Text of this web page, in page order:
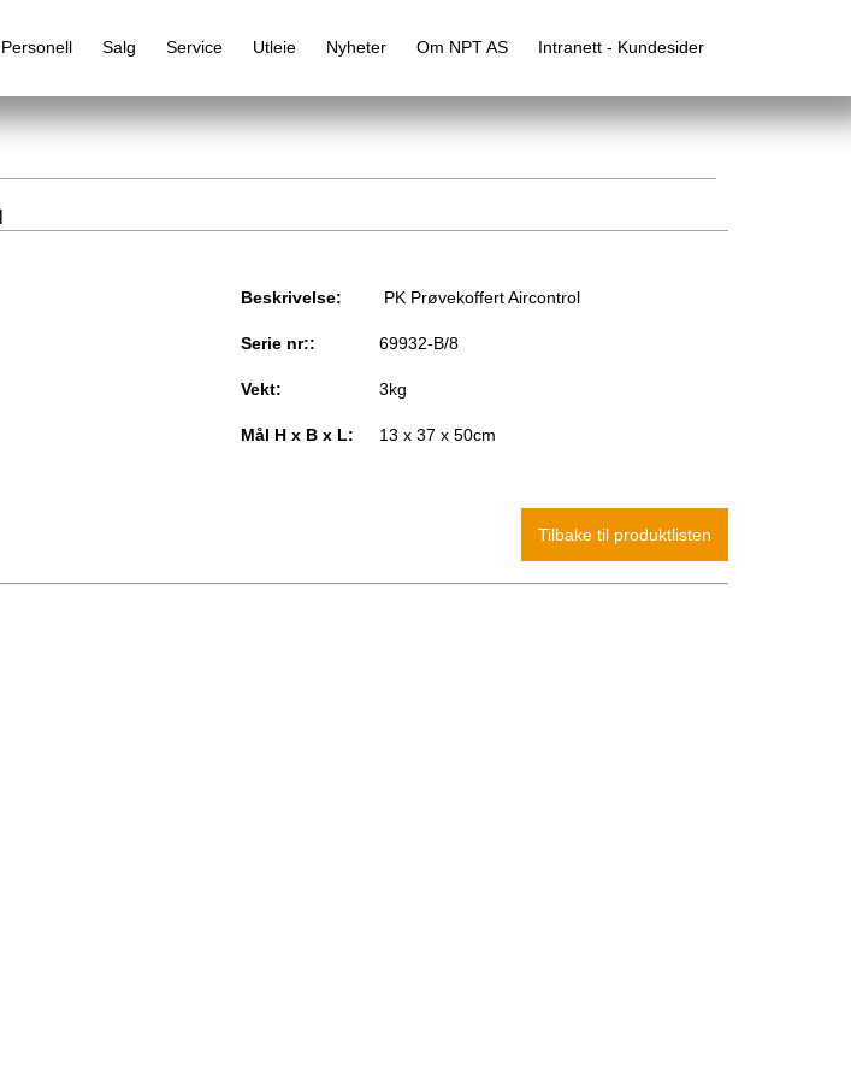
Personell Salg Service Utleie Nyheter Om NPT AS Intranett - Kundesider
Beskrivelse: PK Prøvekoffert Aircontrol
Serie nr:: 69932-B/8
Vekt: 3kg
Mål H x B x L: 13 x 37 x 50cm